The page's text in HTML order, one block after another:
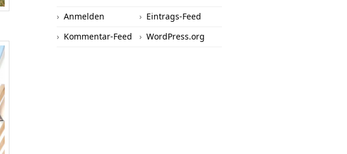
Anmelden
Eintrags-Feed
Kommentar-Feed
WordPress.org